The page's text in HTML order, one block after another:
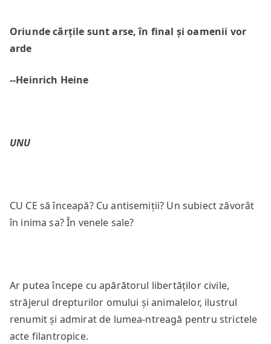
Oriunde cărțile sunt arse, în final și oamenii vor
arde
‑‑Heinrich Heine
UNU
CU CE să înceapă? Cu antisemiții? Un subiect zăvorât
în inima sa? În venele sale?
Ar putea începe cu apărătorul libertăților civile,
străjerul drepturilor omului și animalelor, ilustrul
renumit și admirat de lumea-ntreagă pentru strictele
acte filantropice.